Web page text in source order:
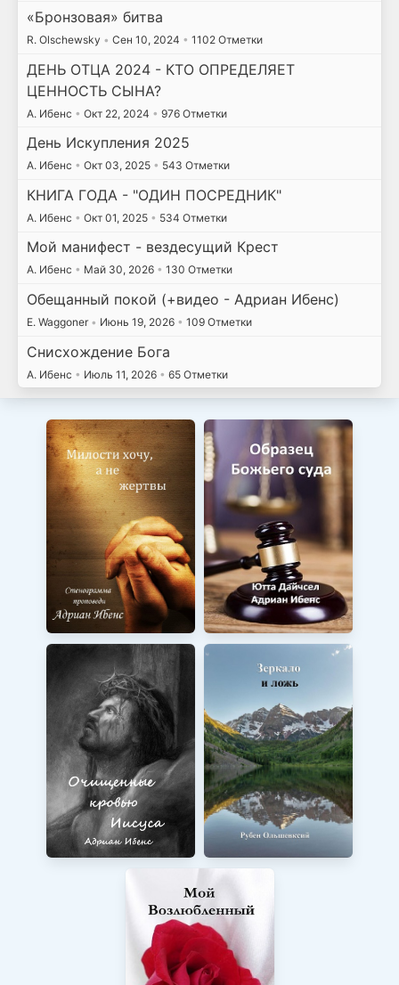
«Бронзовая» битва
R. Olschewsky • Сен 10, 2024 • 1102 Отметки
ДЕНЬ ОТЦА 2024 - КТО ОПРЕДЕЛЯЕТ
ЦЕННОСТЬ СЫНА?
А. Ибенс • Окт 22, 2024 • 976 Отметки
День Искупления 2025
А. Ибенс • Окт 03, 2025 • 543 Отметки
КНИГА ГОДА - "ОДИН ПОСРЕДНИК"
А. Ибенс • Окт 01, 2025 • 534 Отметки
Мой манифест - вездесущий Крест
А. Ибенс • Май 30, 2026 • 130 Отметки
Обещанный покой (+видео - Адриан Ибенс)
E. Waggoner • Июнь 19, 2026 • 109 Отметки
Снисхождение Бога
А. Ибенс • Июль 11, 2026 • 65 Отметки